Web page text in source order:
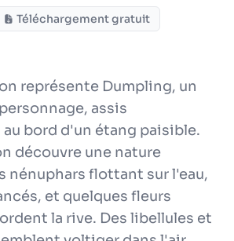
Téléchargement gratuit
représente Dumpling, un
assis
bord d'un étang paisible.
découvre une nature
nénuphars flottant sur l'eau,
et quelques fleurs
la rive. Des libellules et